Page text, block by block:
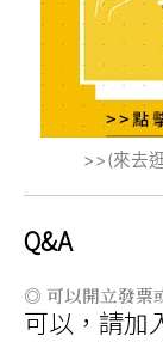
>>(來去
Q&A
◎ 可以開立發票
可以，請加